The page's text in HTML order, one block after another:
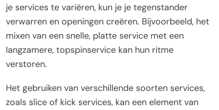
je services te variëren, kun je je tegenstander
verwarren en openingen creëren. Bijvoorbeeld, het
mixen van een snelle, platte service met een
langzamere, topspinservice kan hun ritme
verstoren.
Het gebruiken van verschillende soorten services,
zoals slice of kick services, kan een element van